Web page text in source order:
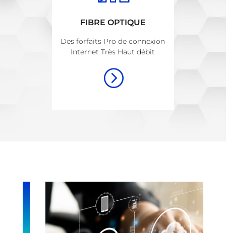
FIBRE OPTIQUE
Des forfaits Pro de connexion
Internet Très Haut débit